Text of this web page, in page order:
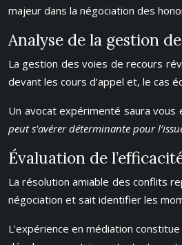
majeur dans la négociation des
Analyse de la gestion
La gestion des voies de recours
devant les cours d’appel et, le cas
Un avocat expérimenté saura vous
peut s’avérer déterminante pour
Évaluation de
La résolution amiable des conflits
négociation et sait identifier les
L’expérience en médiation